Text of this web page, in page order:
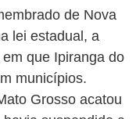
de Nova
lei estadual, a
que Ipiranga do
municípios.
Grosso acatou